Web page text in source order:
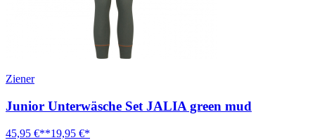
Ziener
Junior Unterwäsche Set JALIA green mud
45,95 €**19,95 €*